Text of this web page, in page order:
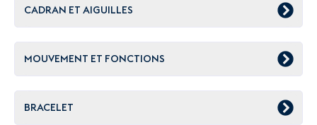
CADRAN ET AIGUILLES
MOUVEMENT ET FONCTIONS
BRACELET